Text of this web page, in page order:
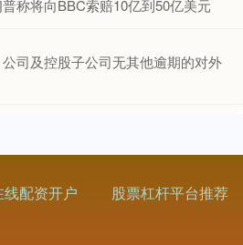
称将向BBC索赔10亿到50亿美元
司及控股子公司无其他逾期的对外
线配资开户 股票杠杆平台推荐